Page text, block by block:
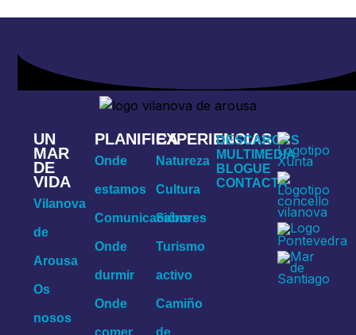
UN
MAR
DE
VIDA
Vilanova
de
Arousa
Os
nosos
PLANIFICA
Onde
estamos
Comunicacións
Onde
durmir
Onde
comer
EXPERIENCIAS
Natureza
Cultura
Sabores
Turismo
activo
Camiño
de
DESCARGAS
MULTIMEDIA
BLOGUE
CONTACTA